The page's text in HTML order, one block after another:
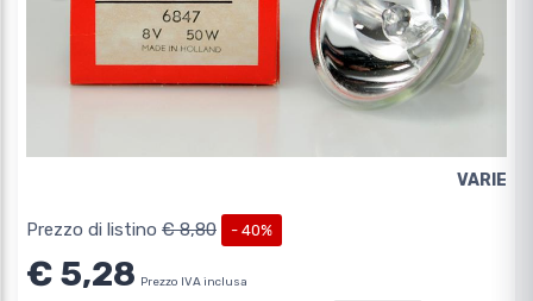
VARIE
Prezzo di listino € 8,80 - 40%
€ 5,28 Prezzo IVA inclusa